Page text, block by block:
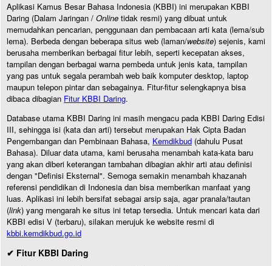
Aplikasi Kamus Besar Bahasa Indonesia (KBBI) ini merupakan KBBI
Daring (Dalam Jaringan / Online tidak resmi) yang dibuat untuk
memudahkan pencarian, penggunaan dan pembacaan arti kata (lema/sub
lema). Berbeda dengan beberapa situs web (laman/website) sejenis, kami
berusaha memberikan berbagai fitur lebih, seperti kecepatan akses,
tampilan dengan berbagai warna pembeda untuk jenis kata, tampilan
yang pas untuk segala perambah web baik komputer desktop, laptop
maupun telepon pintar dan sebagainya. Fitur-fitur selengkapnya bisa
dibaca dibagian Fitur KBBI Daring.
Database utama KBBI Daring ini masih mengacu pada KBBI Daring Edisi
III, sehingga isi (kata dan arti) tersebut merupakan Hak Cipta Badan
Pengembangan dan Pembinaan Bahasa, Kemdikbud (dahulu Pusat
Bahasa). Diluar data utama, kami berusaha menambah kata-kata baru
yang akan diberi keterangan tambahan dibagian akhir arti atau definisi
dengan "Definisi Eksternal". Semoga semakin menambah khazanah
referensi pendidikan di Indonesia dan bisa memberikan manfaat yang
luas. Aplikasi ini lebih bersifat sebagai arsip saja, agar pranala/tautan
(link) yang mengarah ke situs ini tetap tersedia. Untuk mencari kata dari
KBBI edisi V (terbaru), silakan merujuk ke website resmi di
kbbi.kemdikbud.go.id
✔ Fitur KBBI Daring